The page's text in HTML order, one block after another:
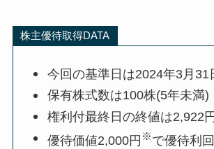
株主優待取得DATA
今回の基準日は2024年3月31
保有株式数は100株(5年未満)
権利付最終日の終値は2,922
優待価値2,000円 ※で優待利